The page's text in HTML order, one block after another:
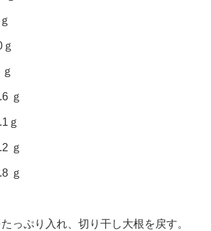
ｇ
ｇ
っぷり入れ、切り干し大根を戻す。